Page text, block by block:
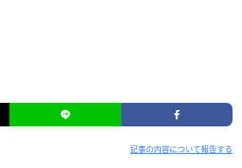
記事の内容について報告する